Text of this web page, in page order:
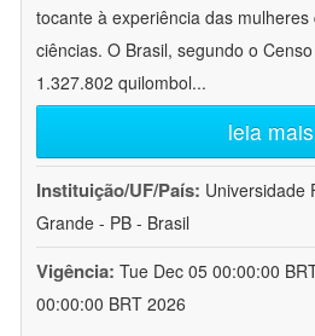
tocante à experiência das
ciências. O Brasil, segundo o
1.327.802 quilombol...
leia mais
Instituição/UF/País: Universidade
Grande - PB - Brasil
Vigência: Tue Dec 05 00:00:00
00:00:00 BRT 2026